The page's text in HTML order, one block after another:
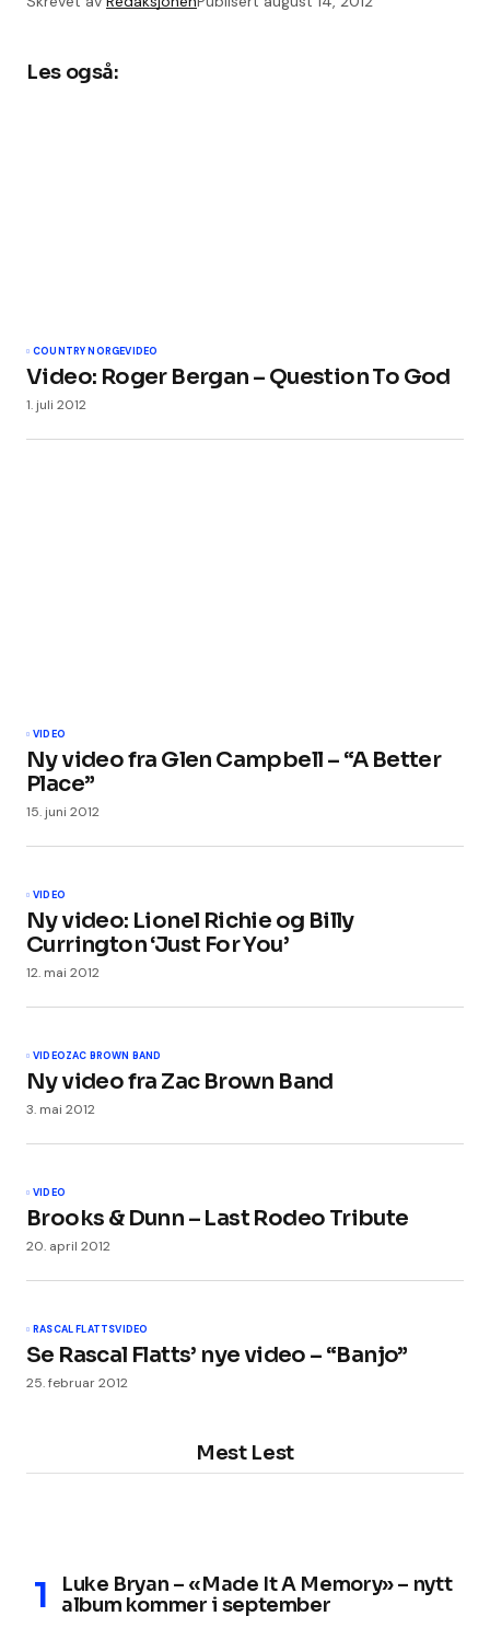
Les også:
COUNTRY NORGEVIDEO
Video: Roger Bergan – Question To God
1. juli 2012
VIDEO
Ny video fra Glen Campbell – “A Better
Place”
15. juni 2012
VIDEO
Ny video: Lionel Richie og Billy
Currington ‘Just For You’
12. mai 2012
VIDEOZAC BROWN BAND
Ny video fra Zac Brown Band
3. mai 2012
VIDEO
Brooks & Dunn – Last Rodeo Tribute
20. april 2012
RASCAL FLATTSVIDEO
Se Rascal Flatts’ nye video – “Banjo”
25. februar 2012
Mest Lest
Luke Bryan – «Made It A Memory» – nytt
album kommer i september